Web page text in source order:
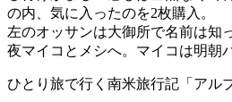
の内、気に入ったのを2枚購入。
左のオッサンは大御所で名前は知
夜マイコとメシへ。マイコは明朝
ひとり旅で行く南米旅行記「アル